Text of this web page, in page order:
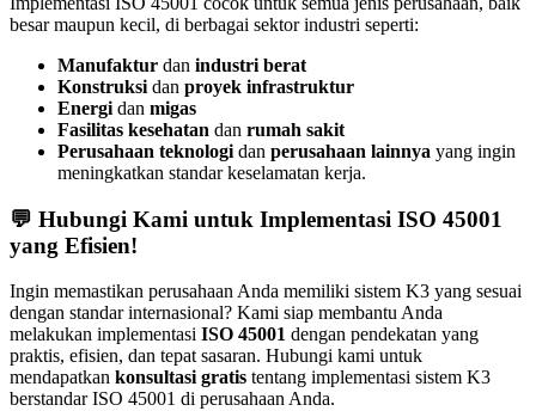
besar maupun kecil, di berbagai sektor industri seperti:
Manufaktur dan industri berat
Konstruksi dan proyek infrastruktur
Energi dan migas
Fasilitas kesehatan dan rumah sakit
Perusahaan teknologi dan perusahaan lainnya yang ingin
meningkatkan standar keselamatan kerja.
💬 Hubungi Kami untuk Implementasi ISO 45001
yang Efisien!
Ingin memastikan perusahaan Anda memiliki sistem K3 yang sesuai
dengan standar internasional? Kami siap membantu Anda
melakukan implementasi ISO 45001 dengan pendekatan yang
praktis, efisien, dan tepat sasaran. Hubungi kami untuk
mendapatkan konsultasi gratis tentang implementasi sistem K3
berstandar ISO 45001 di perusahaan Anda.